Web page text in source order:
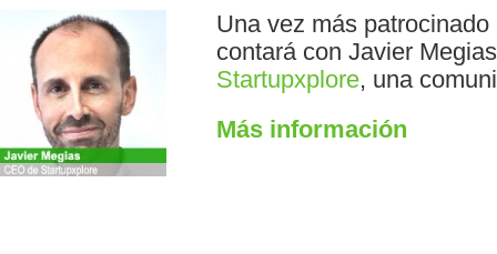
Una vez más
contará con Javier
Startupxplore, una
Más información